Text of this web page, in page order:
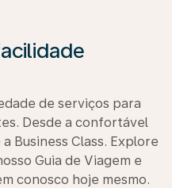
de serviços para
Desde a confortável
Business Class. Explore
Guia de Viagem e
conosco hoje mesmo.